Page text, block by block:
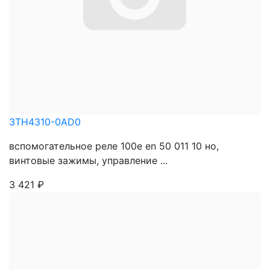
3TH4310-0AD0
вспомогательное реле 100e en 50 011 10 нo,
винтовые зажимы, управление ...
3 421 ₽